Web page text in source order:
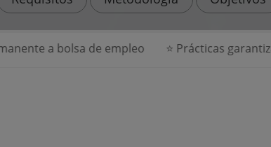
bolsa de empleo ⭐ Prácticas garantizadas en